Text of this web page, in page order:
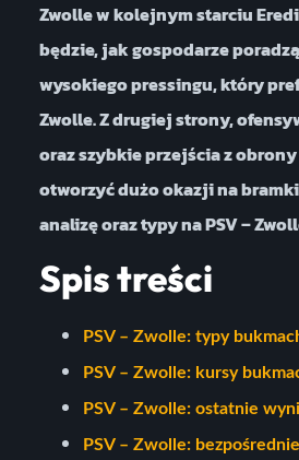
Zwolle w kolejnym starciu
będzie, jak gospodarze
wysokiego pressingu, który
Zwolle. Z drugiej strony,
oraz szybkie przejścia z
otworzyć dużo okazji na
analizę oraz typy na PSV –
Spis treści
PSV – Zwolle: typy
PSV – Zwolle: kursy
PSV – Zwolle: ostatnie
PSV – Zwolle: